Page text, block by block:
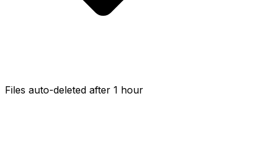
Files auto-deleted after 1 hour